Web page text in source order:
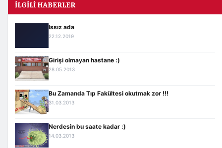
İLGILI HABERLER
Issız ada
22.12.2019
Girişi olmayan hastane :)
28.05.2013
Bu Zamanda Tıp Fakültesi okutmak zor !!!
31.03.2013
Nerdesin bu saate kadar :)
14.03.2013